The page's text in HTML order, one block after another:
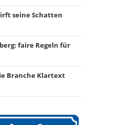
seine Schatten
faire Regeln für
Branche Klartext